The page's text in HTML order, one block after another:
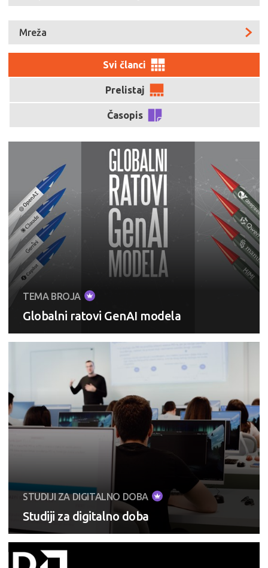
Mreža
Svi članci
Prelistaj
Časopis
TEMA BROJA
Globalni ratovi GenAI modela
STUDIJI ZA DIGITALNO DOBA
Studiji za digitalno doba